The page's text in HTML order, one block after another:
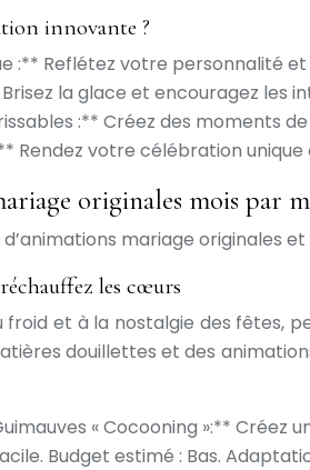
innovante ?
:** Reflétez votre personnalité
la glace et encouragez les
:** Créez des moments
Rendez votre célébration
originales mois par
mariage originales
les cœurs
froid et à la nostalgie des
douillettes et des
« Cocooning »:**
Budget estimé : Bas.